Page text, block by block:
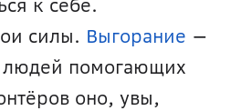
к себе.
силы. Выгорание —
людей помогающих
оно, увы,